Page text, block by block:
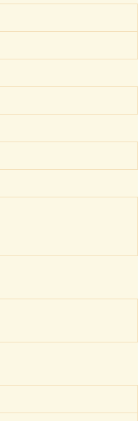
」ゲスト講師
悠学舎」開設
進エクセレント企業認定
いて